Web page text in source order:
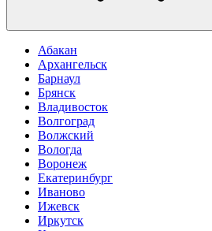
Абакан
Архангельск
Барнаул
Брянск
Владивосток
Волгоград
Волжский
Вологда
Воронеж
Екатеринбург
Иваново
Ижевск
Иркутск